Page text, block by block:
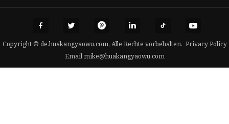
Copyright © de.huakangyaowu.com, Alle Rechte vorbehalten. Privacy Policy
Emailmike@huakangyaowu.com